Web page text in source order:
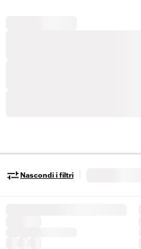
Nascondi i filtri